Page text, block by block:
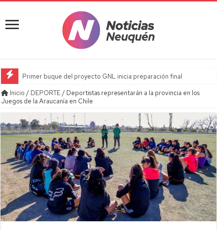
Primer buque del proyecto GNL inicia preparación final
Inicio / DEPORTE/ Deportistas representarán a la provincia en los
Juegos de la Araucanía en Chile